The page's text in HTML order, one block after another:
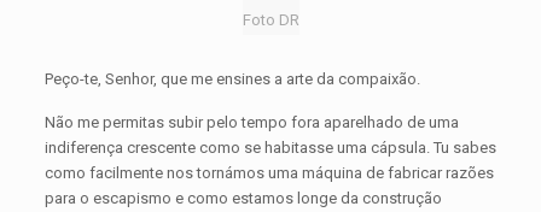
Foto DR
Peço-te, Senhor, que me ensines a arte da compaixão.
Não me permitas subir pelo tempo fora aparelhado de uma
indiferença crescente como se habitasse uma cápsula. Tu sabes
como facilmente nos tornámos uma máquina de fabricar razões
para o escapismo e como estamos longe da construção